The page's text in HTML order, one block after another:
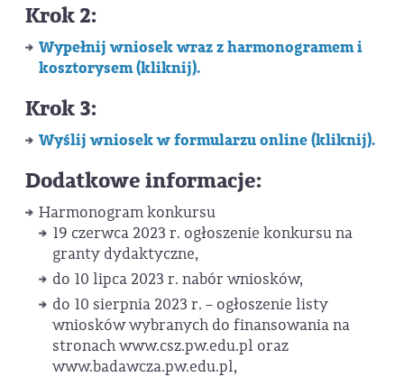
Krok 2:
Wypełnij wniosek wraz zharmonogramem i
kosztorysem (kliknij).
Krok 3:
Wyślij wniosek w formularzu online (kliknij).
Dodatkowe informacje:
Harmonogram konkursu
19 czerwca 2023 r. ogłoszenie konkursu na
granty dydaktyczne,
do 10 lipca 2023 r. nabór wniosków,
do 10 sierpnia 2023 r. – ogłoszenie listy
wniosków wybranych do finansowania na
stronach www.csz.pw.edu.pl oraz
www.badawcza.pw.edu.pl,